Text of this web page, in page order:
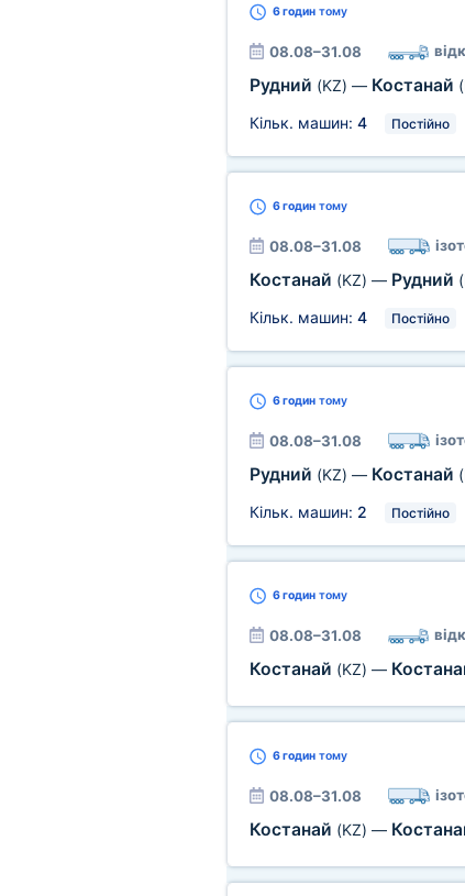
6 годинтому
08.08–31.08
Рудний (KZ) — Костанай
Кільк. машин: 4 Постійно
6 годинтому
08.08–31.08
Костанай (KZ) — Рудний
Кільк. машин: 4 Постійно
6 годинтому
08.08–31.08
Рудний (KZ) — Костанай
Кільк. машин: 2 Постійно
6 годинтому
08.08–31.08
Костанай (KZ) —
6 годинтому
08.08–31.08
Костанай (KZ) —